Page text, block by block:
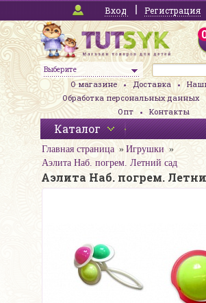
Вход Регистрация
Выберите
О магазине Доставка
Обработка персональных данных
Опт
Контакты
Каталог
Главная страница
Игрушки
Аэлита Наб. погрем. Летний сад
Аэлита Наб. погрем.